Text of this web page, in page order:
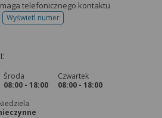
telefonicznego kontaktu
Wyświetl numertelefonu do rejestracji
Środa
08:00 - 18:00
Czwartek
08:00 - 18:00